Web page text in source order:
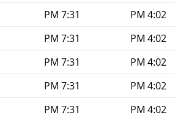
4:02 PM
7:31 PM
4:02 PM
7:31 PM
4:02 PM
7:31 PM
4:02 PM
7:31 PM
4:02 PM
7:31 PM